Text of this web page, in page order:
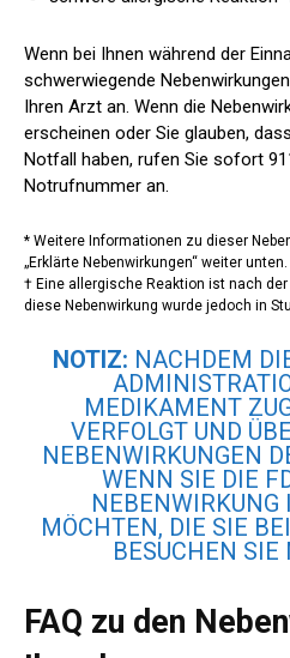
Wenn bei Ihnen während der
schwerwiegende
Ihren Arzt an. Wenn die
erscheinen oder Sie glauben,
Notfall haben, rufen Sie sofort
Notrufnummer an.
* Weitere Informationen zu dieser
„Erklärte Nebenwirkungen“ weiter unten.
† Eine allergische Reaktion ist nach
diese Nebenwirkung wurde jedoch in
NOTIZ: NACHDEM
MEDIKAMENT
VERFOLGT UND
NEBENWIRKUNGEN
WENN SIE DIE
NEBENWIRKUNG
MÖCHTEN, DIE SIE
BESUCHEN SIE
FAQ zu den